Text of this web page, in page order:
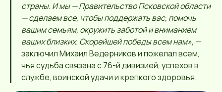
страны. И мы — Правительство Псковской области
— сделаем все, чтобы поддержать вас, помочь
вашим семьям, окружить заботой и вниманием
ваших близких. Скорейшей победы всем нам», —
заключил Михаил Ведерников и пожелал всем,
чья судьба связана с 76-й дивизией, успехов в
службе, воинской удачи и крепкого здоровья.